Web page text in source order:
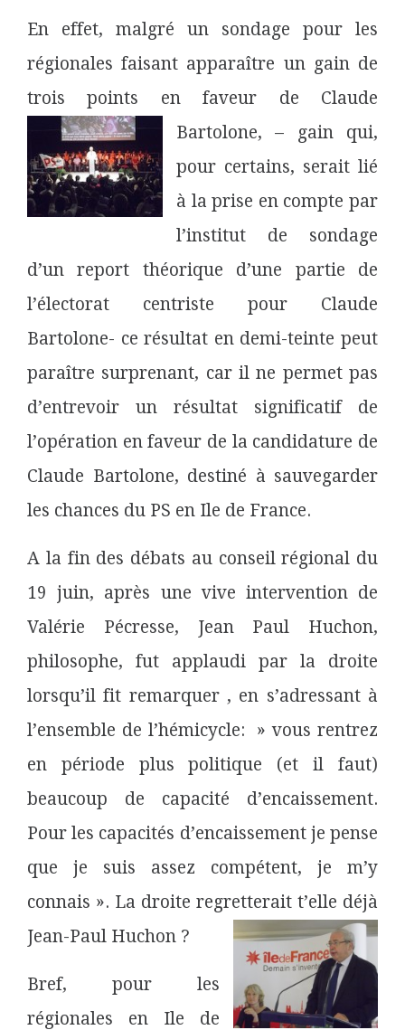
En effet, malgré un sondage pour les
régionales faisant apparaître un gain de
trois points en faveur de Claude
Bartolone, – gain qui,
pour certains, serait lié
à la prise en compte par
l’institut de sondage
d’un report théorique d’une partie de
l’électorat centriste pour Claude
Bartolone- ce résultat en demi-teinte peut
paraître surprenant, car il ne permet pas
d’entrevoir un résultat significatif de
l’opération en faveur de la candidature de
Claude Bartolone, destiné à sauvegarder
les chances du PS en Ile de France.
A la fin des débats au conseil régional du
19 juin, après une vive intervention de
Valérie Pécresse, Jean Paul Huchon,
philosophe, fut applaudi par la droite
lorsqu’il fit remarquer , en s’adressant à
l’ensemble de l’hémicycle: » vous rentrez
en période plus politique (et il faut)
beaucoup de capacité d’encaissement.
Pour les capacités d’encaissement je pense
que je suis assez compétent, je m’y
connais ». La droite regretterait t’elle déjà
Jean-Paul Huchon ?
Bref, pour les
régionales en Ile de